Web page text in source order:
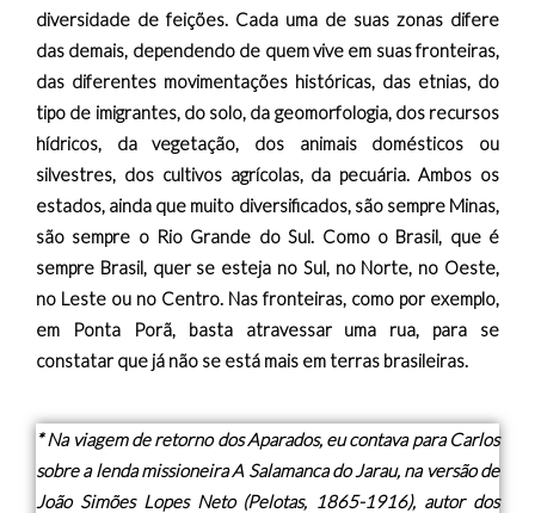
diversidade de feições. Cada uma de suas zonas difere
das demais, dependendo de quem vive em suas fronteiras,
das diferentes movimentações históricas, das etnias, do
tipo de imigrantes, do solo, da geomorfologia, dos recursos
hídricos, da vegetação, dos animais domésticos ou
silvestres, dos cultivos agrícolas, da pecuária. Ambos os
estados, ainda que muito diversificados, são sempre Minas,
são sempre o Rio Grande do Sul. Como o Brasil, que é
sempre Brasil, quer se esteja no Sul, no Norte, no Oeste,
no Leste ou no Centro. Nas fronteiras, como por exemplo,
em Ponta Porã, basta atravessar uma rua, para se
constatar que já não se está mais em terras brasileiras.
* Na viagem de retorno dos Aparados, eu contava para Carlos
sobre a lenda missioneira A Salamanca do Jarau, na versão de
João Simões Lopes Neto (Pelotas, 1865-1916), autor dos